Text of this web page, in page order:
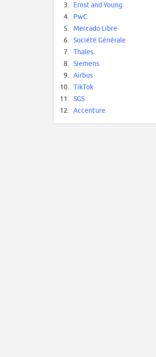
3.
Ernst and Young
4.
PwC
5.
Mercado Libre
6.
Société Générale
7.
Thales
8.
Siemens
9.
Airbus
10.
TikTok
11.
SGS
12.
Accenture